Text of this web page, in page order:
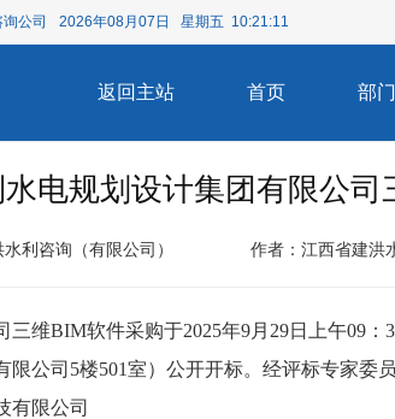
公司 2026年08月07日 星期五 10:21:11
返回主站 首页 部
电规划设计集团有限公
利咨询（有限公司） 作者：江西省建洪
维BIM软件采购于2025年9月29日上午09
公司5楼501室）公开开标。经评标专家委
有限公司